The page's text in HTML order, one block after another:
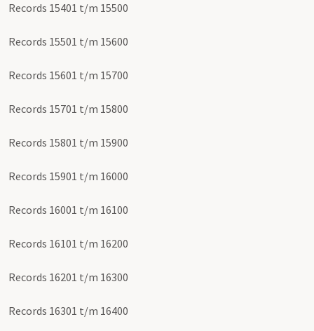
Records 15401 t/m 15500
Records 15501 t/m 15600
Records 15601 t/m 15700
Records 15701 t/m 15800
Records 15801 t/m 15900
Records 15901 t/m 16000
Records 16001 t/m 16100
Records 16101 t/m 16200
Records 16201 t/m 16300
Records 16301 t/m 16400